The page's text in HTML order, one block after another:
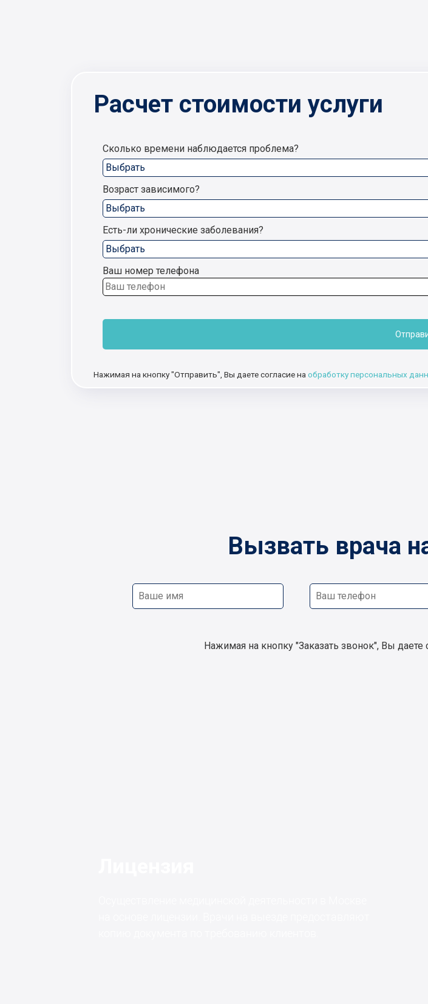
Расчет стоимости услуги
Сколько времени наблюдается проблема?
Возраст зависимого?
Есть-ли хронические заболевания?
Ваш номер телефона
Нажимая на кнопку "Отправить", Вы даете согласие на обработку персональных
Вызвать врача
Нажимая на кнопку "Заказать звонок", Вы даете